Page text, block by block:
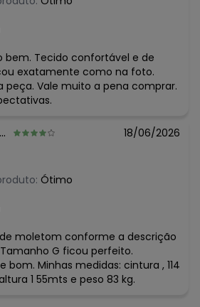
bem. Tecido confortável e de
exatamente como na foto.
peça. Vale muito a pena comprar.
18/06/2026
Ótimo
moletom conforme a descrição
G ficou perfeito.
bom. Minhas medidas: cintura , 114
1 55mts e peso 83 kg.